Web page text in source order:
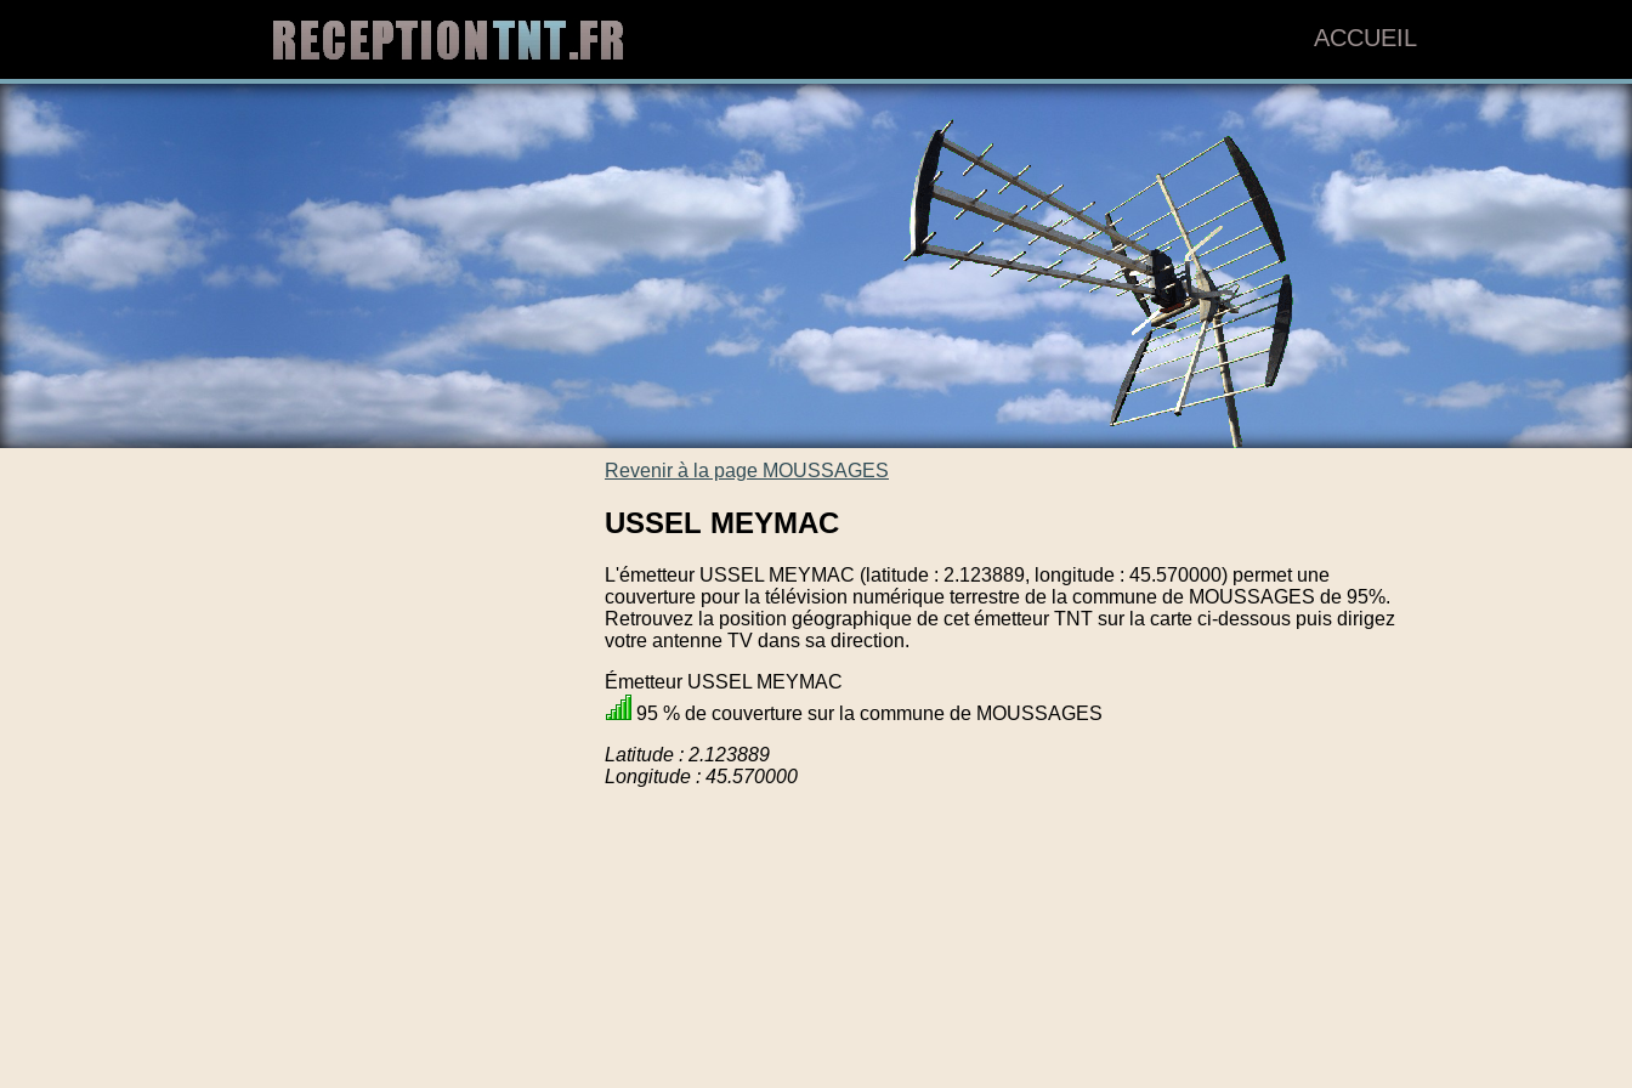
ACCUEIL
Revenir à la page MOUSSAGES
USSEL MEYMAC
L'émetteur USSEL MEYMAC (latitude : 2.123889, longitude : 45.570000) permet une
couverture pour la télévision numérique terrestre de la commune de MOUSSAGES de 95%.
Retrouvez la position géographique de cet émetteur TNT sur la carte ci-dessous puis dirigez
votre antenne TV dans sa direction.
Émetteur USSEL MEYMAC
95 % de couverture sur la commune de MOUSSAGES
Latitude : 2.123889
Longitude : 45.570000